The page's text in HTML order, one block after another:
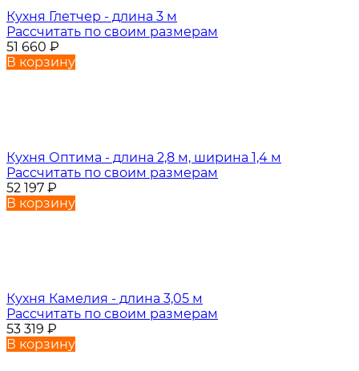
Кухня Глетчер - длина 3 м
Рассчитать по своим размерам
51 660 ₽
В корзину
Кухня Оптима - длина 2,8 м, ширина 1,4 м
Рассчитать по своим размерам
52 197 ₽
В корзину
Кухня Камелия - длина 3,05 м
Рассчитать по своим размерам
53 319 ₽
В корзину